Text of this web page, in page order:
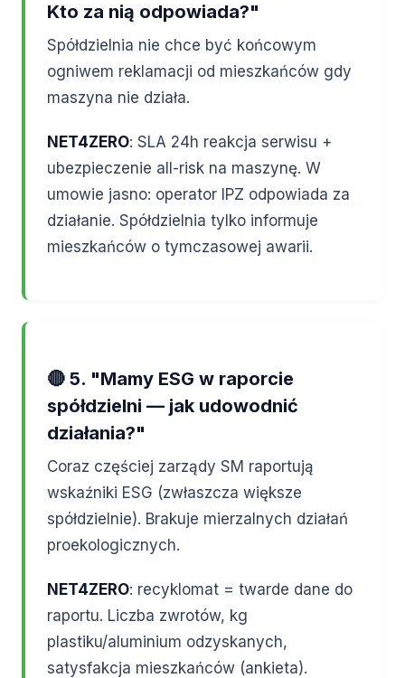
Kto za nią odpowiada?"
Spółdzielnia nie chce być końcowym
ogniwem reklamacji od mieszkańców gdy
maszyna nie działa.
NET4ZERO: SLA 24h reakcja serwisu +
ubezpieczenie all-risk na maszynę. W
umowie jasno: operator IPZ odpowiada za
działanie. Spółdzielnia tylko informuje
mieszkańców o tymczasowej awarii.
🔴 5. "Mamy ESG w raporcie
spółdzielni — jak udowodnić
działania?"
Coraz częściej zarządy SM raportują
wskaźniki ESG (zwłaszcza większe
spółdzielnie). Brakuje mierzalnych działań
proekologicznych.
NET4ZERO: recyklomat = twarde dane do
raportu. Liczba zwrotów, kg
plastiku/aluminium odzyskanych,
satysfakcja mieszkańców (ankieta).